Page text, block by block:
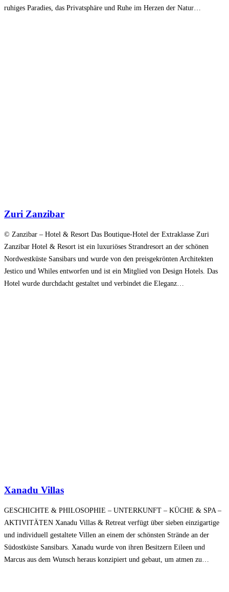
ruhiges Paradies, das Privatsphäre und Ruhe im Herzen der Natur…
Zuri Zanzibar
© Zanzibar – Hotel & Resort Das Boutique-Hotel der Extraklasse Zuri
Zanzibar Hotel & Resort ist ein luxuriöses Strandresort an der schönen
Nordwestküste Sansibars und wurde von den preisgekrönten Architekten
Jestico und Whiles entworfen und ist ein Mitglied von Design Hotels. Das
Hotel wurde durchdacht gestaltet und verbindet die Eleganz…
Xanadu Villas
GESCHICHTE & PHILOSOPHIE – UNTERKUNFT – KÜCHE & SPA –
AKTIVITÄTEN Xanadu Villas & Retreat verfügt über sieben einzigartige
und individuell gestaltete Villen an einem der schönsten Strände an der
Südostküste Sansibars. Xanadu wurde von ihren Besitzern Eileen und
Marcus aus dem Wunsch heraus konzipiert und gebaut, um atmen zu…